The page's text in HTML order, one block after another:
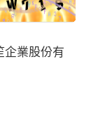
企業股份有